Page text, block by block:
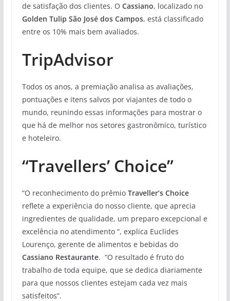
de satisfação dos clientes. O Cassiano, localizado no
Golden Tulip São José dos Campos, está classificado
entre os 10% mais bem avaliados.
TripAdvisor
Todos os anos, a premiação analisa as avaliações,
pontuações e itens salvos por viajantes de todo o
mundo, reunindo essas informações para mostrar o
que há de melhor nos setores gastronômico, turístico
e hoteleiro.
“Travellers’ Choice”
“O reconhecimento do prêmioTraveller’s Choice
reflete a experiência do nosso cliente, que aprecia
ingredientes de qualidade, um preparo excepcional e
excelência no atendimento “, explica Euclides
Lourenço, gerente de alimentos e bebidas do
Cassiano Restaurante. “O resultado é fruto do
trabalho de toda equipe, que se dedica diariamente
para que nossos clientes estejam cada vez mais
satisfeitos”.